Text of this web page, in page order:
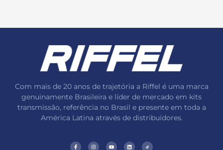
Com mais de 20 anos de trajetória a Riffel é uma marca
genuinamente Brasileira e líder de mercado em kits
transmissão, referência no Brasil e presente em toda a
América Latina através de distribuidores.